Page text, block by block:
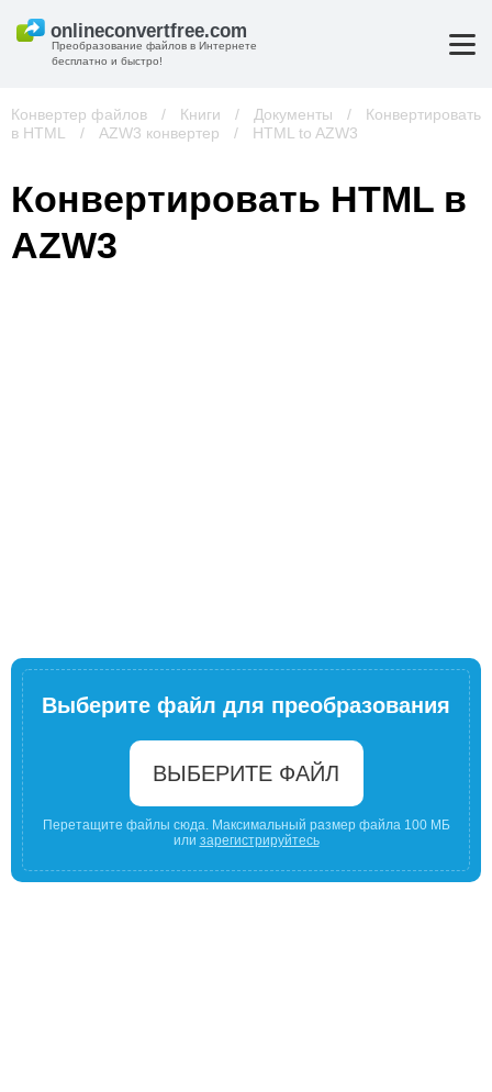
Преобразование файлов в Интернете
бесплатно и быстро!
Конвертер файлов / Книги / Документы /
Конвертировать
в HTML
/ AZW3 конвертер / HTML to AZW3
Конвертировать HTML в
AZW3
Выберите файл для преобразования
ВЫБЕРИТЕ ФАЙЛ
Перетащите файлы сюда. Максимальный размер файла 100 МБ
или зарегистрируйтесь